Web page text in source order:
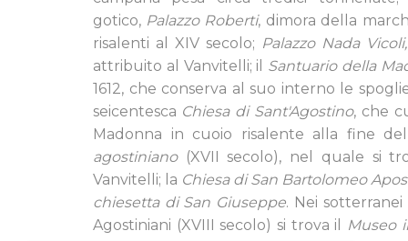
gotico, Palazzo Roberti, dimora della
risalenti al XIV secolo; Palazzo Nada Vicoli,
attribuito al Vanvitelli; il Santuario della
1612, che conserva al suo interno le
seicentesca Chiesa di Sant'Agostino, che
Madonna in cuoio risalente alla fine
agostiniano(XVII secolo), nel quale si
Vanvitelli; la Chiesa di San Bartolomeo
chiesetta di San Giuseppe. Nei
Agostiniani (XVIII secolo) si trova il
Museo